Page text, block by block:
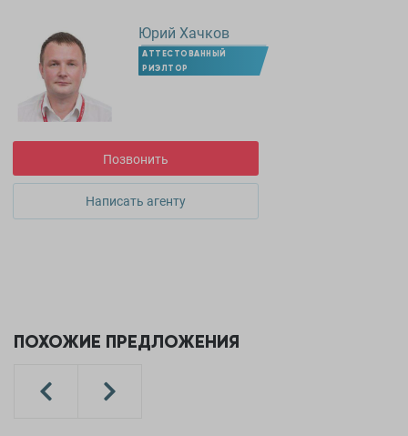
Юрий Хачков
АТТЕСТОВАННЫЙ
РИЭЛТОР
Позвонить
Написать агенту
ПОХОЖИЕ ПРЕДЛОЖЕНИЯ